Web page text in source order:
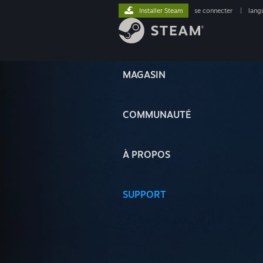
MAGASIN
COMMUNAUTÉ
À PROPOS
SUPPORT
Installer Steam se connecter